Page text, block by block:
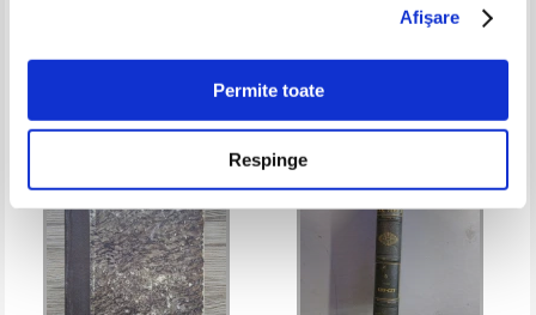
Afişare
Permite toate
Respinge
Adaugă în coș
200,00Lei 80,00 Lei
Adaugă în coș
-30% -50%